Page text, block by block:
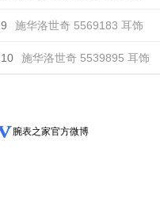
9 施华洛世奇 5569183 耳饰
10 施华洛世奇 5539895 耳饰
腕表之家官方微博